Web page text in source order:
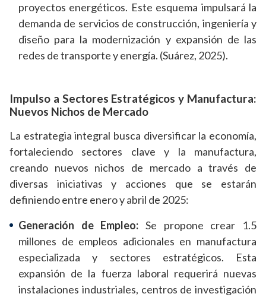
proyectos energéticos. Este esquema impulsará la
demanda de servicios de construcción, ingeniería y
diseño para la modernización y expansión de las
redes de transporte y energía. (Suárez, 2025).
Impulso a Sectores Estratégicos y Manufactura:
Nuevos Nichos de Mercado
La estrategia integral busca diversificar la economía,
fortaleciendo sectores clave y la manufactura,
creando nuevos nichos de mercado a través de
diversas iniciativas y acciones que se estarán
definiendo entre enero y abril de 2025:
Generación de Empleo: Se propone crear 1.5
millones de empleos adicionales en manufactura
especializada y sectores estratégicos. Esta
expansión de la fuerza laboral requerirá nuevas
instalaciones industriales, centros de investigación